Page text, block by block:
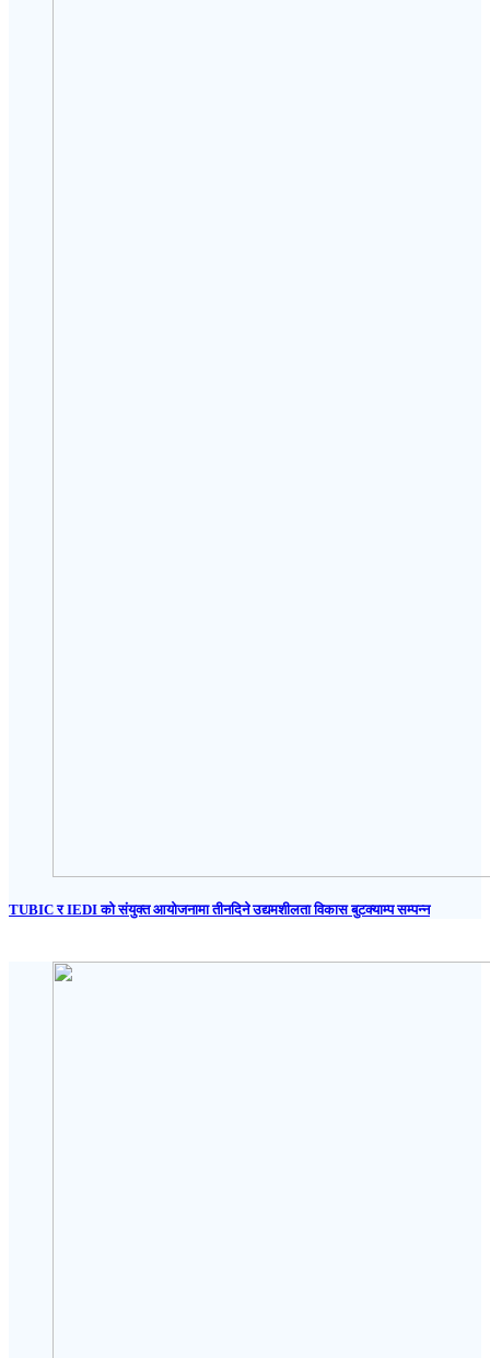
TUBIC र IEDI को संयुक्त आयोजनामा तीनदिने उद्यमशीलता विकास बुटक्याम्प सम्पन्न